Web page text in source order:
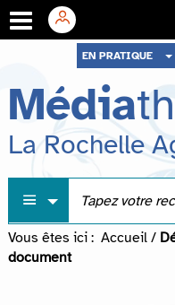
menu
contenu
recherche
EN PRATIQUE
Média
La Rochelle
Vous êtes ici : Accueil /
document